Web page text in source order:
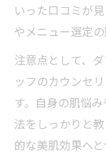
いった口コミが
やメニュー選定
注意点として、
ッフのカウンセ
す。自身の肌悩
法をしっかりと
的な美肌効果へと